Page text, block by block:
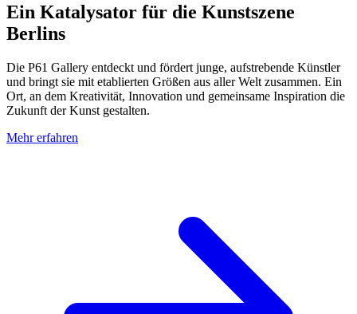
Ein Katalysator für die Kunstszene
Berlins
Die P61 Gallery entdeckt und fördert junge, aufstrebende Künstler
und bringt sie mit etablierten Größen aus aller Welt zusammen. Ein
Ort, an dem Kreativität, Innovation und gemeinsame Inspiration die
Zukunft der Kunst gestalten.
Mehr erfahren